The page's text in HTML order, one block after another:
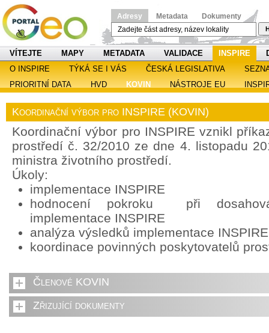
Adresy Metadata Dokumenty
VÍTEJTE MAPY METADATA VALIDACE INSPIRE
O INSPIRE
TÝKÁ SE I VÁS ČESKÁ LEGISLATIVA
PRIORITNÍ DATA
HVD KOVIN NÁSTROJE EU
Koordinační výbor pro INSPIRE (KOVIN)
Koordinační výbor pro INSPIRE vznikl
prostředí č. 32/2010 ze dne 4. listopadu
ministra životního prostředí.
Úkoly:
implementace INSPIRE
hodnocení pokroku při
implementace INSPIRE
analýza výsledků implementace INSPIRE
koordinace povinných poskytovatelů
Členové KOVIN
Zřizující dokumenty